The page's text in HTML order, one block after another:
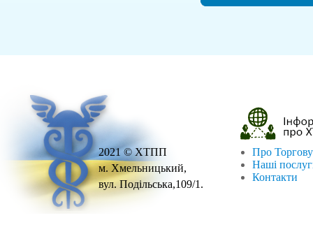
2021 © ХТПП
м. Хмельницький,
вул. Подільська,109/1.
Про
Наші
Контакти